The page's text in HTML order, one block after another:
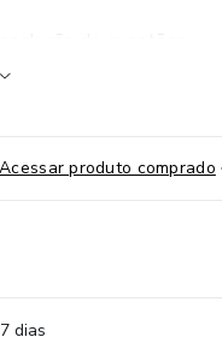
de estudos: A aula online
atividades.
1 ano
Acessar produto comprado
dias